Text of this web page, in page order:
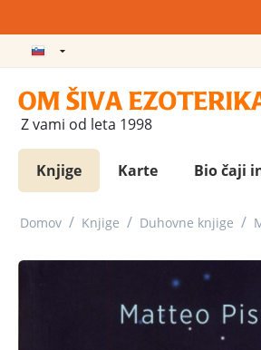
Z vami od leta 1998
Knjige Karte Bio čaji
Domov / Knjige / Duhovne knjige /